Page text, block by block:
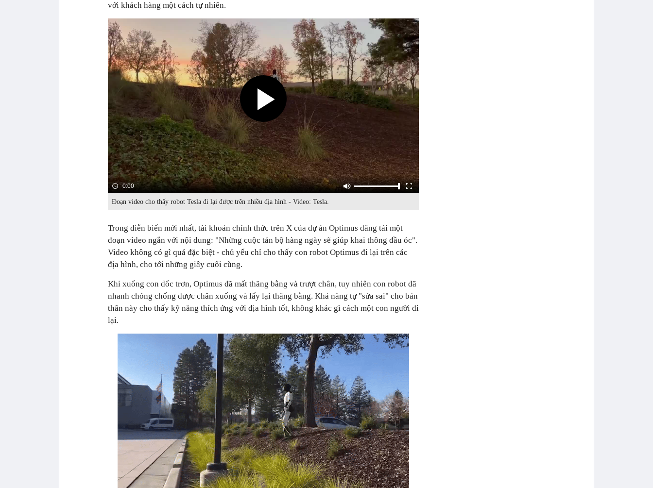
với khách hàng một cách tự nhiên.
0:00
Đoạn video cho thấy robot Tesla đi lại được trên nhiều địa hình - Video: Tesla.
Trong diễn biến mới nhất, tài khoản chính thức trên X của dự án Optimus đăng tải một
đoạn video ngắn với nội dung: "Những cuộc tản bộ hàng ngày sẽ giúp khai thông đầu óc".
Video không có gì quá đặc biệt - chủ yếu chỉ cho thấy con robot Optimus đi lại trên các
địa hình, cho tới những giây cuối cùng.
Khi xuống con dốc trơn, Optimus đã mất thăng bằng và trượt chân, tuy nhiên con robot đã
nhanh chóng chống được chân xuống và lấy lại thăng bằng. Khả năng tự "sửa sai" cho bản
thân này cho thấy kỹ năng thích ứng với địa hình tốt, không khác gì cách một con người đi
lại.